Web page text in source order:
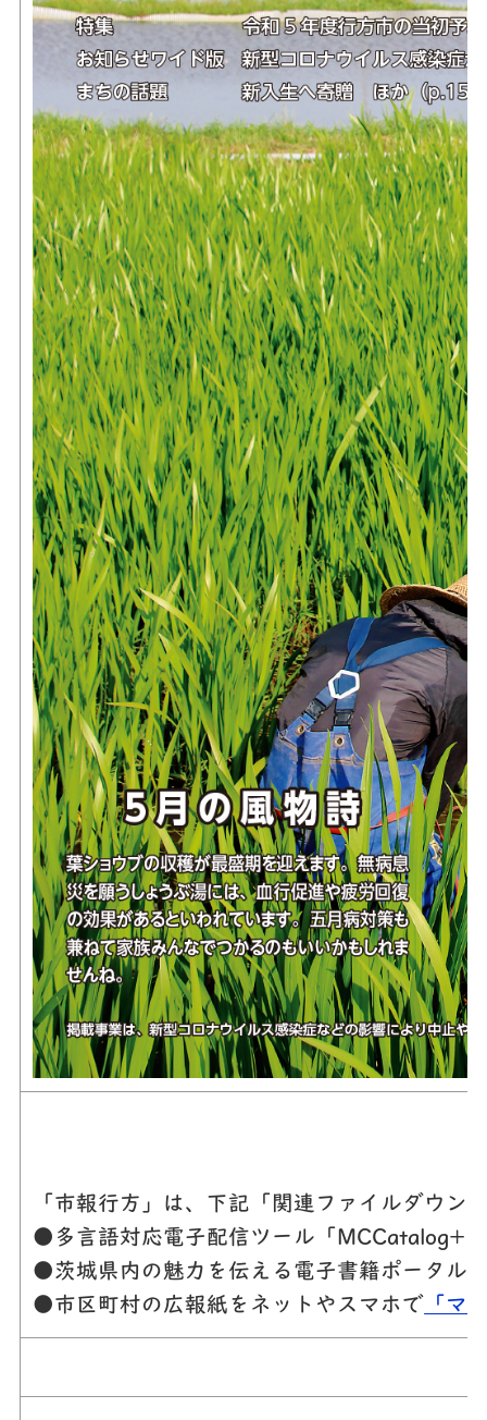
「市報行方」は、下記「関連ファイルダウ
●多言語対応電子配信ツール「MCCatalog+
●茨城県内の魅力を伝える電子書籍ポータル
●市区町村の広報紙をネットやスマホで
「マ